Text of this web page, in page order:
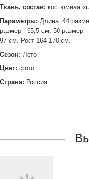
Ткань, состав: костюмная
Параметры: Длина: 44
размер - 95,5 см; 50 размер
97 см. Рост 164-170 см.
Сезон: Лето
Цвет: фото
Страна: Россия